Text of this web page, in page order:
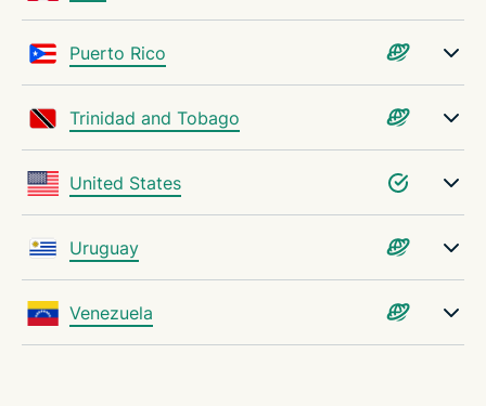
Puerto Rico
Trinidad and Tobago
United States
Uruguay
Venezuela